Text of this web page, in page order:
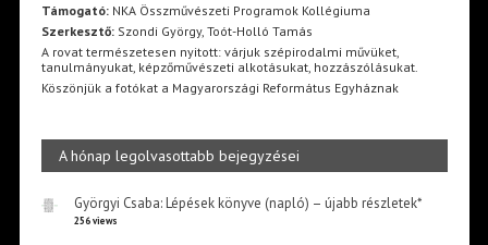
Támogató:NKA Összművészeti Programok Kollégiuma
Szerkesztő:Szondi György, Toót-Holló Tamás
A rovat természetesen nyitott: várjuk szépirodalmi művüket,
tanulmányukat, képzőművészeti alkotásukat, hozzászólásukat.
Köszönjük a fotókat a Magyarországi Református Egyháznak
A hónap legolvasottabb bejegyzései
Györgyi Csaba: Lépések könyve (napló) – újabb részletek*
256 views